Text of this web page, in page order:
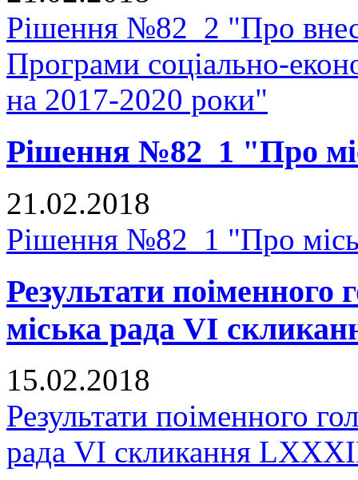
Рішення №82_2 "Про
Програми соціально-
на 2017-2020 роки"
Рішення №82_1 "Про
21.02.2018
Рішення №82_1 "Про
Результати
міська рада VI
15.02.2018
Результати поіменного
рада VI скликання